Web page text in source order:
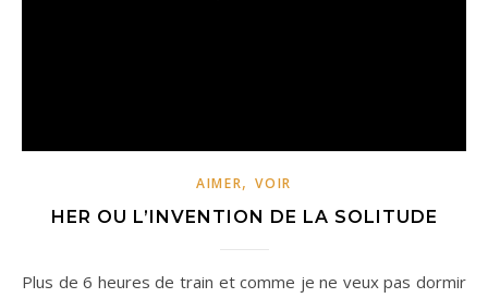
AIMER,VOIR
HER OU L’INVENTION DE LA SOLITUDE
Plus de 6 heures de train et comme je ne veux pas dormir